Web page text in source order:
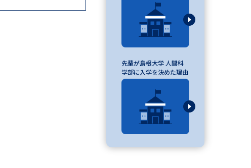
資料検索
先輩が島根大学 人間科
学部に入学を決めた理由